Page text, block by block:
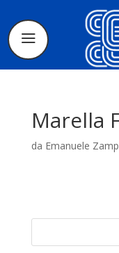
I
Marella
da Emanuele